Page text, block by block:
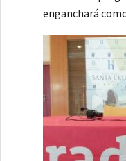
enganchará